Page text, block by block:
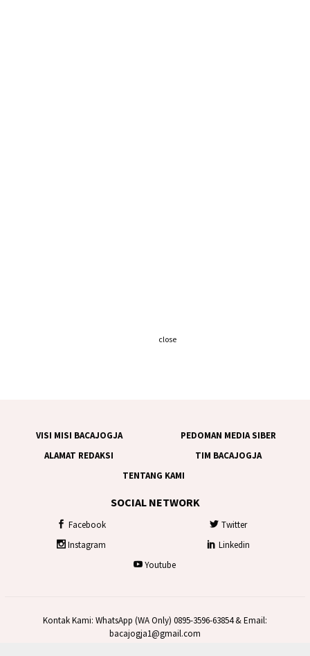
VISI MISI BACAJOGJA
PEDOMAN MEDIA SIBER
ALAMAT REDAKSI
TIM BACAJOGJA
TENTANG KAMI
SOCIAL NETWORK
Facebook
Twitter
Instagram
Linkedin
Youtube
Kontak Kami: WhatsApp (WA Only) 0895-3596-63854 & Email:
bacajogja1@gmail.com
close